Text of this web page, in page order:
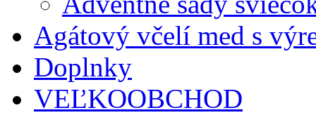
Agátový včelí med s
Doplnky
VEĽKOOBCHOD